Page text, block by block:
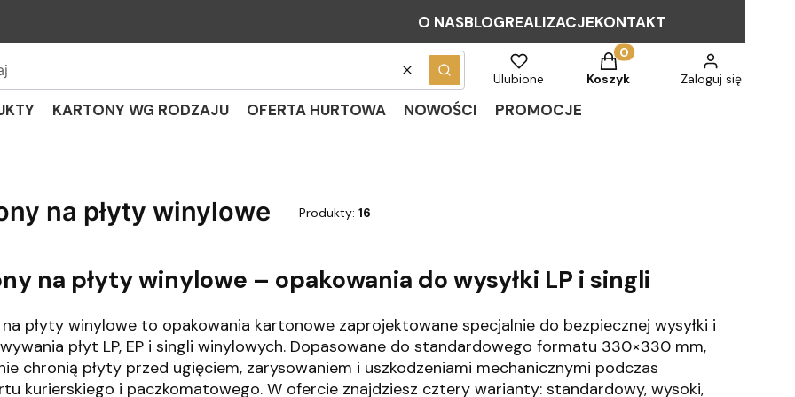
O NASBLOGREALIZACJEKONTAKT
WyczyśćSzukaj Ulubione
Produkty w koszyku: 0.
Koszyk Zaloguj się
KARTONY WG RODZAJU OFERTA HURTOWA NOWOŚCI PROMOCJE
na płyty winylowe Produkty: 16
na płyty winylowe – opakowania do wysyłki LP i singli
płyty winylowe to opakowania kartonowe zaprojektowane specjalnie do bezpiecznej wysyłki i
płyt LP, EP i singli winylowych. Dopasowane do standardowego formatu 330×330 mm,
chronią płyty przed ugięciem, zarysowaniem i uszkodzeniami mechanicznymi podczas
kurierskiego i paczkomatowego. W ofercie znajdziesz cztery warianty: standardowy, wysoki,